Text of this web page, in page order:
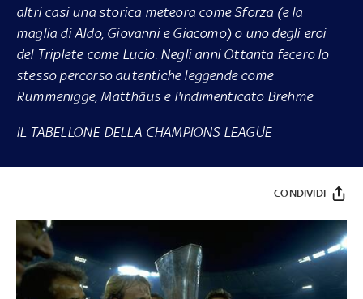
altri casi una storica meteora come Sforza (e la
maglia di Aldo, Giovanni e Giacomo) o uno degli eroi
del Triplete come Lucio. Negli anni Ottanta fecero lo
stesso percorso autentiche leggende come
Rummenigge, Matthäus e l'indimenticato Brehme
IL TABELLONE DELLA CHAMPIONS LEAGUE
CONDIVIDI